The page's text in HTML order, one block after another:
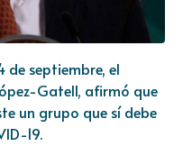
de septiembre, el
Gatell, afirmó que
un grupo que sí debe
19.